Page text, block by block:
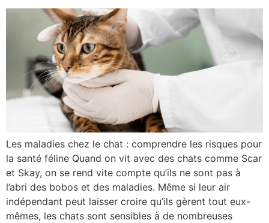
Les maladies chez le chat : comprendre les risques pour
la santé féline Quand on vit avec des chats comme Scar
et Skay, on se rend vite compte qu’ils ne sont pas à
l’abri des bobos et des maladies. Même si leur air
indépendant peut laisser croire qu’ils gèrent tout eux-
mêmes, les chats sont sensibles à de nombreuses